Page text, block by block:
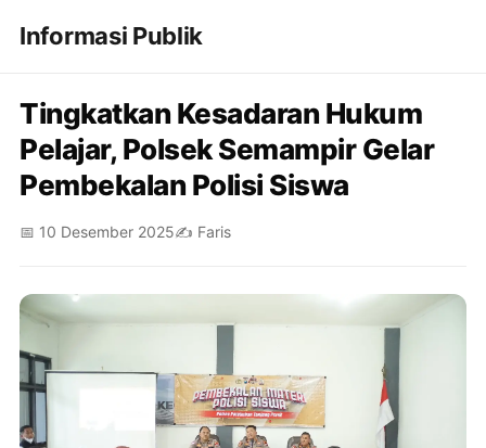
Informasi Publik
Tingkatkan Kesadaran Hukum
Pelajar, Polsek Semampir Gelar
Pembekalan Polisi Siswa
📅 10 Desember 2025✍️ Faris